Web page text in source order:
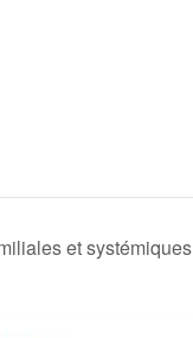
et systémiques